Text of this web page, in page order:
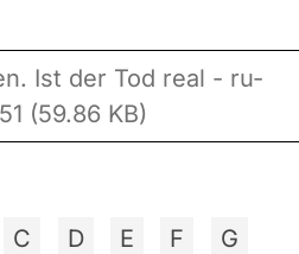
Ist der Tod real - ru-
(59.86 KB)
C D E F
G